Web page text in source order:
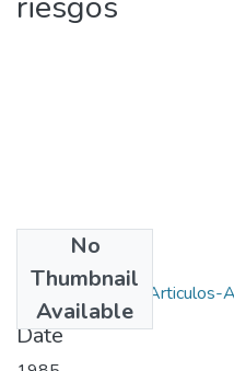
No
Thumbnail
Available
1985-V9-N1-4-Articulos-
Date